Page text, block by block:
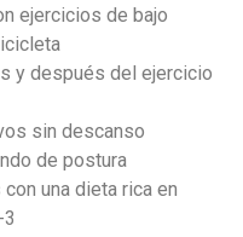
ejercicios de bajo
y después del ejercicio
sin descanso
de postura
una dieta rica en